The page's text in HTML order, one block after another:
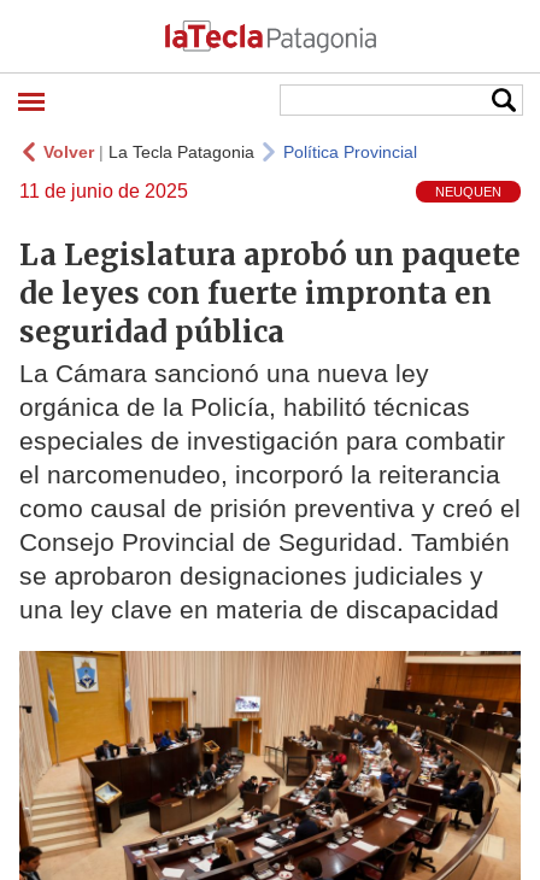
Volver| La Tecla Patagonia Política Provincial
11 de junio de 2025 NEUQUEN
La Legislatura aprobó un paquete
de leyes con fuerte impronta en
seguridad pública
La Cámara sancionó una nueva ley
orgánica de la Policía, habilitó técnicas
especiales de investigación para combatir
el narcomenudeo, incorporó la reiterancia
como causal de prisión preventiva y creó el
Consejo Provincial de Seguridad. También
se aprobaron designaciones judiciales y
una ley clave en materia de discapacidad